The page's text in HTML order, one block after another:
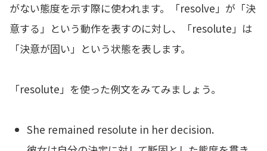
がない態度を示す際に使われます。「resolve」が「決
意する」という動作を表すのに対し、「resolute」は
「決意が固い」という状態を表します。
「resolute」を使った例文をみてみましょう。
She remained resolute in her decision.